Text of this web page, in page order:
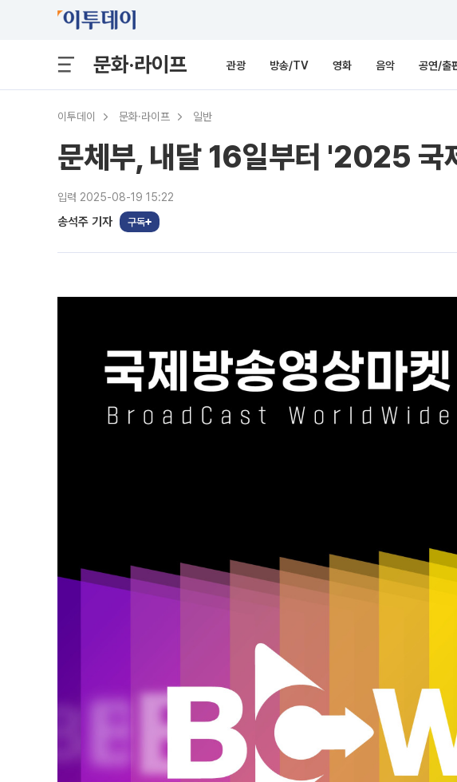
문화·라이프 관광 방송/TV 영화 음악 공연/출
이투데이 문화·라이프 일반
문체부, 내달 16일부터 '2025 국
입력 2025-08-19 15:22
송석주 기자 구독